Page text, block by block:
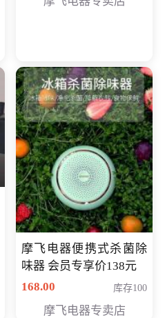
摩飞电器便携式杀菌除
味器 会员专享价138元
168.00
库存100
摩飞电器专卖店